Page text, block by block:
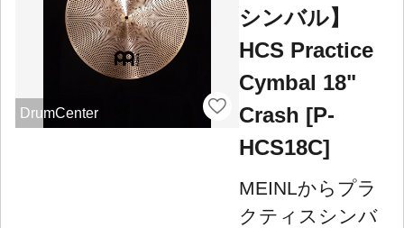
DrumCenter
シンバル】
HCS Practice
Cymbal 18"
Crash [P-
HCS18C]
MEINLからプラ
クティスシンバ